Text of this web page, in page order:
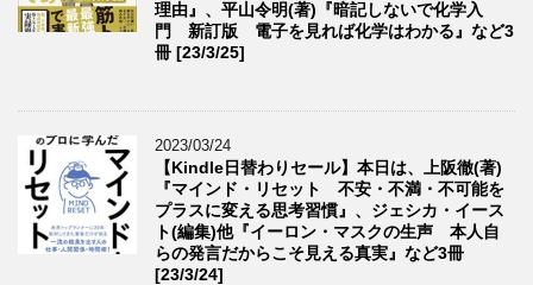
理由』、平山令明(著)『暗記しないで化学入
門 新訂版 電子を見れば化学はわかる』など3
冊 [23/3/25]
2023/03/24
【Kindle日替わりセール】本日は、上阪徹(著)
『マインド・リセット 不安・不満・不可能を
プラスに変える思考習慣』、ジェシカ・イース
ト(編集)他『イーロン・マスクの生声 本人自
らの発言だからこそ見える真実』など3冊
[23/3/24]